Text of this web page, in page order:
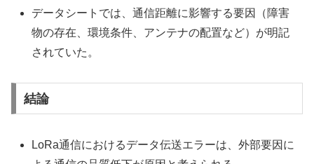
データシートでは、通信距離に影響する要因（障害
物の存在、環境条件、アンテナの配置など）が明記
されていた。
結論
LoRa通信におけるデータ伝送エラーは、外部要因に